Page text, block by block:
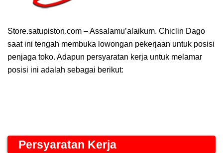
Store.satupiston.com – Assalamu’alaikum. Chiclin Dago
saat ini tengah membuka lowongan pekerjaan untuk posisi
penjaga toko. Adapun persyaratan kerja untuk melamar
posisi ini adalah sebagai berikut:
Persyaratan Kerja